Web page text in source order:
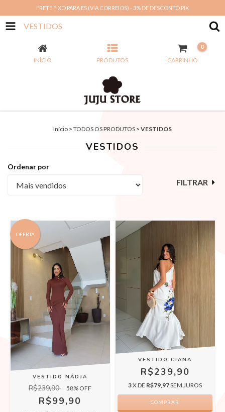
FRETE FIXO PARA ES (VIA CORREIOS) - 3% DE DESCONTO PIX
VESTIDOS
INÍCIO PRODUTOS CARRINHO
0
Início > TODOS OS PRODUTOS > VESTIDOS
VESTIDOS
Ordenar por
FILTRAR
OFERTA
VESTIDO NÁDJA
R$239,90 58% OFF
R$99,90
VESTIDO CIANA
R$239,90
3X DE R$79,97SEM JUROS
COMPRAR